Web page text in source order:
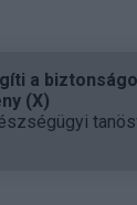
a
(X)